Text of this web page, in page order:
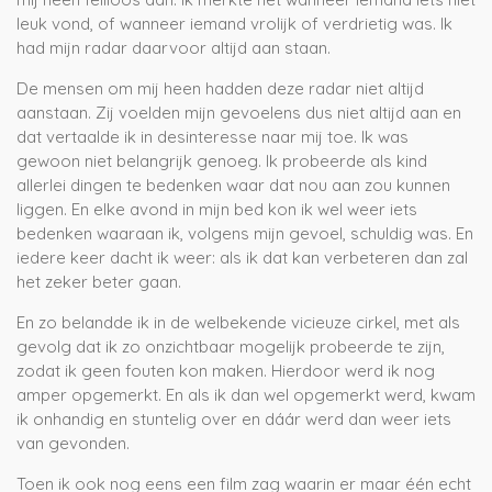
leuk vond, of wanneer iemand vrolijk of verdrietig was. Ik
had mijn radar daarvoor altijd aan staan.
De mensen om mij heen hadden deze radar niet altijd
aanstaan. Zij voelden mijn gevoelens dus niet altijd aan en
dat vertaalde ik in desinteresse naar mij toe. Ik was
gewoon niet belangrijk genoeg. Ik probeerde als kind
allerlei dingen te bedenken waar dat nou aan zou kunnen
liggen. En elke avond in mijn bed kon ik wel weer iets
bedenken waaraan ik, volgens mijn gevoel, schuldig was. En
iedere keer dacht ik weer: als ik dat kan verbeteren dan zal
het zeker beter gaan.
En zo belandde ik in de welbekende vicieuze cirkel, met als
gevolg dat ik zo onzichtbaar mogelijk probeerde te zijn,
zodat ik geen fouten kon maken. Hierdoor werd ik nog
amper opgemerkt. En als ik dan wel opgemerkt werd, kwam
ik onhandig en stuntelig over en dáár werd dan weer iets
van gevonden.
Toen ik ook nog eens een film zag waarin er maar één echt